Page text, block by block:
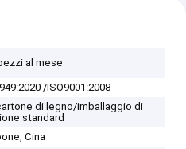
al mese
/ISO9001:2008
di legno/imballaggio di
standard
Cina